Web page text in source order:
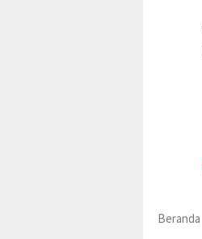
Beranda